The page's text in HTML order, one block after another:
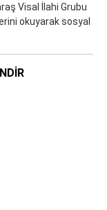
Visal İlahi Grubu
okuyarak sosyal